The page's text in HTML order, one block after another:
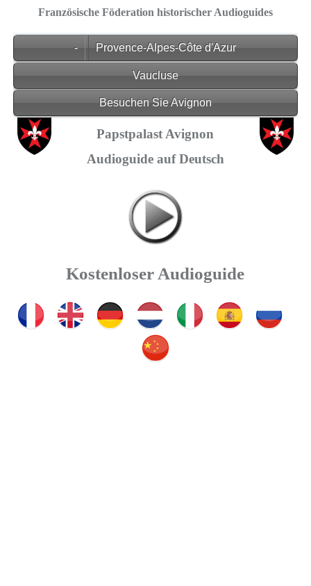
Französische Föderation historischer Audioguides
- Provence-Alpes-Côte d'Azur
Vaucluse
Besuchen Sie Avignon
Papstpalast Avignon
Audioguide auf Deutsch
Kostenloser Audioguide